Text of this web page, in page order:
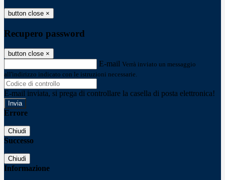
button close ×
Recupero password
button close ×
E-mail Verrà inviato un messaggio
all'indirizzo indicato con le istruzioni necessarie.
E-mail inviata, si prega di controllare la casella di posta elettronica!
Errore
Chiudi
Successo
Chiudi
Informazione